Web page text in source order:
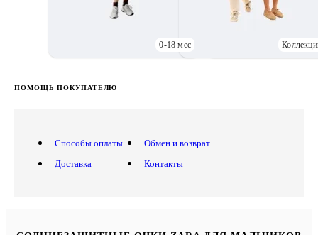
0-18 мес
ПОМОЩЬ ПОКУПАТЕЛЮ
Способы оплаты
Доставка
Обмен и возврат
Контакты